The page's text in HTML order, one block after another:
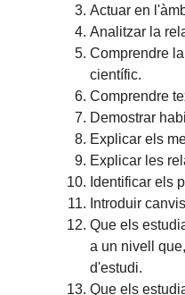
Actuar en
Analitzar la
Comprendre
científic.
Comprendre
Demostrar
Explicar els
Explicar les
Identificar els
Introduir
Que els
a un nivell
d'estudi.
Que els